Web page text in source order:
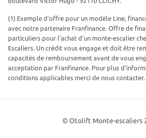
(1) Exemple d’offre pour un modèle Line,
avec notre partenaire Franfinance. Offre de
particuliers pour l’achat d’un monte-escalier
Escaliers. Un crédit vous engage et doit être
capacités de remboursement avant de vous
acceptation par Franfinance. Pour plus
conditions applicables merci de nous contacter.
© Otolift Monte-escaliers